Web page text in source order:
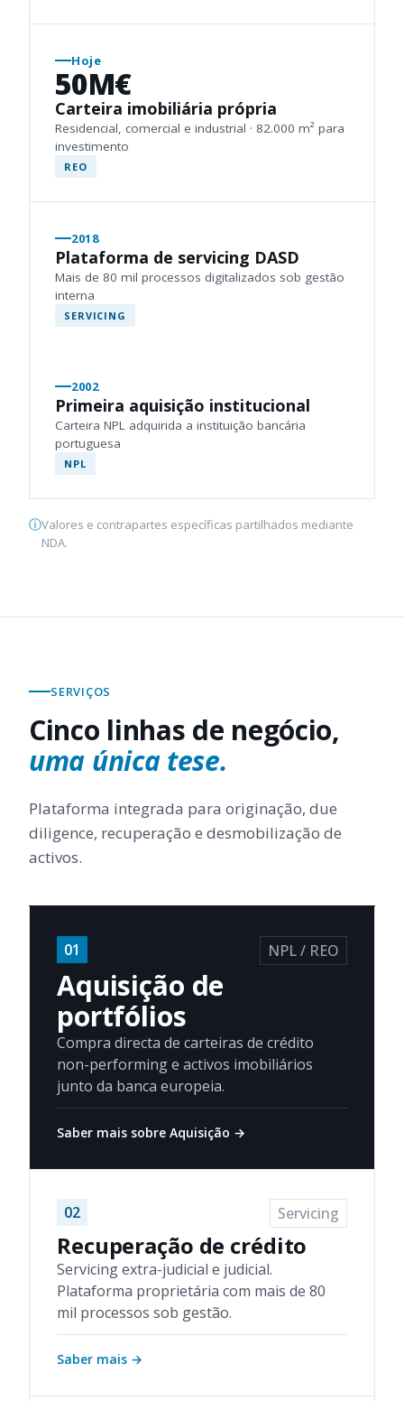
Hoje
50M€
Carteira imobiliária própria
Residencial, comercial e industrial · 82.000 m² para
investimento
REO
2018
Plataforma de servicing DASD
Mais de 80 mil processos digitalizados sob gestão
interna
SERVICING
2002
Primeira aquisição institucional
Carteira NPL adquirida a instituição bancária
portuguesa
NPL
Valores e contrapartes específicas partilhados mediante
NDA.
SERVIÇOS
Cinco linhas de negócio,
uma única tese.
Plataforma integrada para originação, due
diligence, recuperação e desmobilização de
activos.
01 NPL / REO
Aquisição de
portfólios
Compra directa de carteiras de crédito
non-performing e activos imobiliários
junto da banca europeia.
Saber mais sobre Aquisição →
02 Servicing
Recuperação de crédito
Servicing extra-judicial e judicial.
Plataforma proprietária com mais de 80
mil processos sob gestão.
Saber mais →